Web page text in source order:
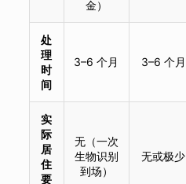
金）
处
理
时
间
3–6 个月 3–6 个月
实
际
居
住
要
无（一次
生物识别
到场）
无或极少